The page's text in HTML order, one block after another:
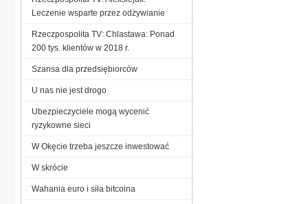
Leczenie wsparte przez odżywianie
Rzeczpospolita TV: Chlastawa: Ponad
200 tys. klientów w 2018 r.
Szansa dla przedsiębiorców
U nas nie jest drogo
Ubezpieczyciele mogą wycenić
ryzykowne sieci
W Okęcie trzeba jeszcze inwestować
W skrócie
Wahania euro i siła bitcoina